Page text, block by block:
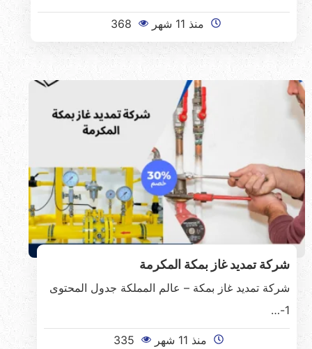
منذ 11 شهر 368
شركة تمديد غاز بمكة المكرمة
شركة تمديد غاز بمكة – عالم المملكة جدول المحتوى
1-…
منذ 11 شهر 335